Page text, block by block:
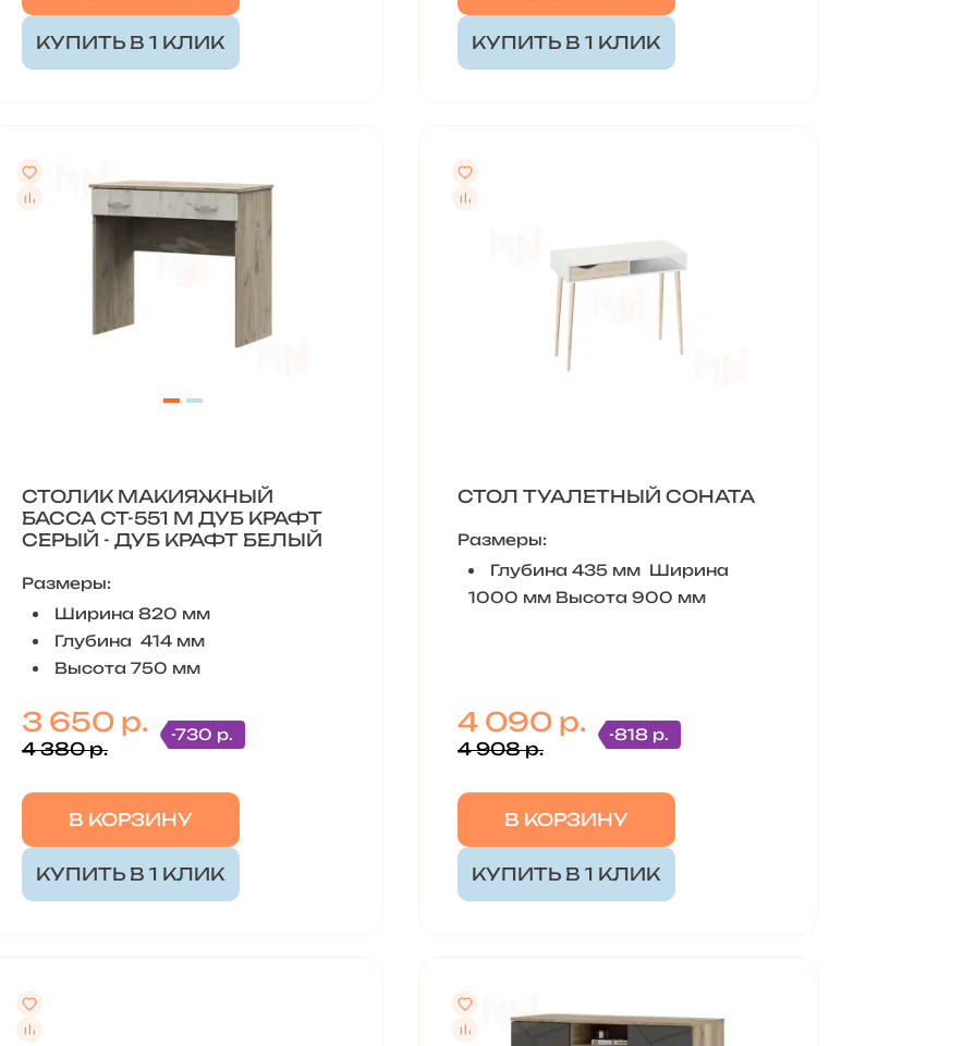
КУПИТЬ В 1 КЛИК КУПИТЬ В 1 КЛИК
СТОЛИК МАКИЯЖНЫЙ
БАССА СТ-551 М ДУБ КРАФТ
СЕРЫЙ - ДУБ КРАФТ БЕЛЫЙ
Размеры:
Ширина 820 мм
Глубина 414 мм
Высота 750 мм
3 650 р.
4 380 р.
-730 р.
В КОРЗИНУ
КУПИТЬ В 1 КЛИК
СТОЛ ТУАЛЕТНЫЙ СОНАТА
Размеры:
Глубина 435 мм Ширина
1000 мм Высота 900 мм
4 090 р.
4 908 р.
-818 р.
В КОРЗИНУ
КУПИТЬ В 1 КЛИК